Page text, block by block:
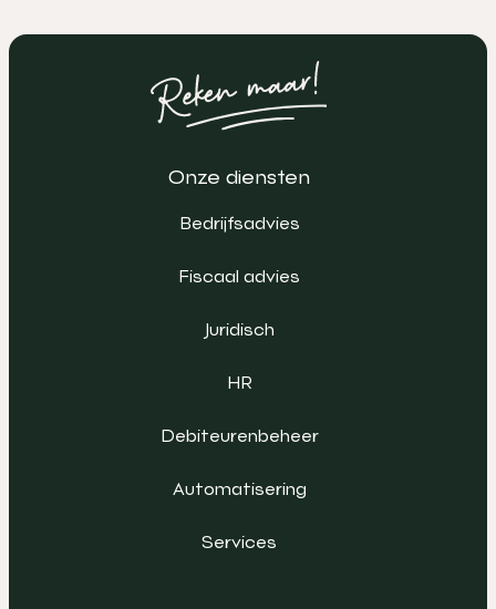
Onze diensten
Bedrijfsadvies
Fiscaal advies
Juridisch
HR
Debiteurenbeheer
Automatisering
Services